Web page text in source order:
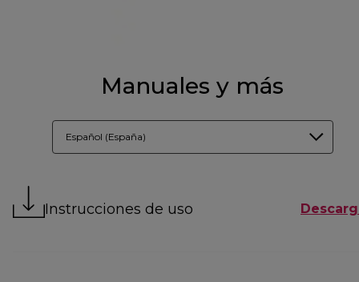
Manuales y más
Español (España)
Instrucciones de uso